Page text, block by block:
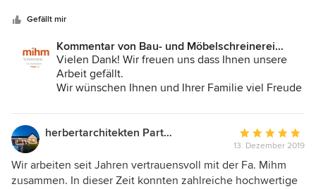
sehr freundlich und kompetent. Die Ausführungen waren
diese Firma nur weiterempfehlen!
Gefällt mir
Kommentar von Bau- und Möbelschreinerei
Mihm GmbH & Co.KG:
Vielen Dank! Wir freuen uns dass Ihnen unsere
Arbeit gefällt.
Wir wünschen Ihnen und Ihrer Familie viel Freude
LG vom Team der Bau- und Möbelschreinerei
Mihm
herbertarchitekten Partnerschaft mbB
Bewertung:
5
von
13. Dezember 2019
Wir arbeiten seit Jahren vertrauensvoll mit der Fa. Mihm
zusammen. In dieser Zeit konnten zahlreiche hochwertige